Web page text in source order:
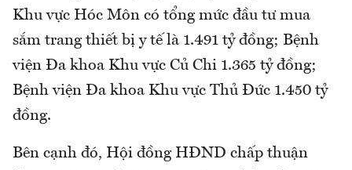
Khu vực Hóc Môn có tổng mức đầu tư mua
sắm trang thiết bị y tế là 1.491 tỷ đồng; Bệnh
viện Đa khoa Khu vực Củ Chi 1.365 tỷ đồng;
Bệnh viện Đa khoa Khu vực Thủ Đức 1.450 tỷ
đồng.
Bên cạnh đó, Hội đồng HĐND chấp thuận